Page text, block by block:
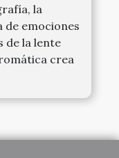
la
de emociones
de la lente
crea